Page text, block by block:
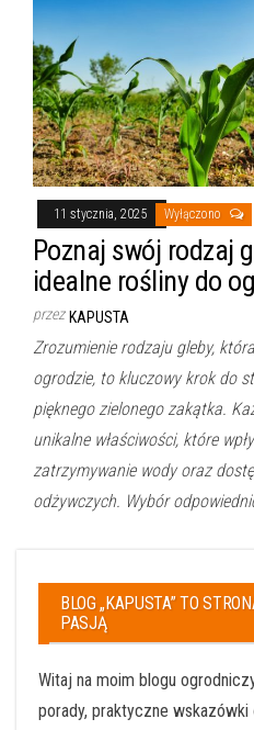
11 stycznia, 2025 Wyłączono
Poznaj swój rodzaj
idealne rośliny do
przez KAPUSTA
Zrozumienie rodzaju gleby,
ogrodzie, to kluczowy krok do
pięknego zielonego zakątka.
unikalne właściwości, które
zatrzymywanie wody oraz
odżywczych. Wybór
BLOG „KAPUSTA” TO
PASJĄ
Witaj na moim blogu
porady, praktyczne